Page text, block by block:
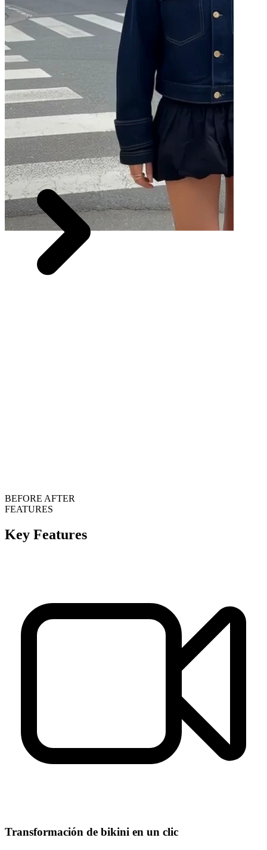
BEFORE AFTER
FEATURES
Key Features
Transformación de bikini en un clic